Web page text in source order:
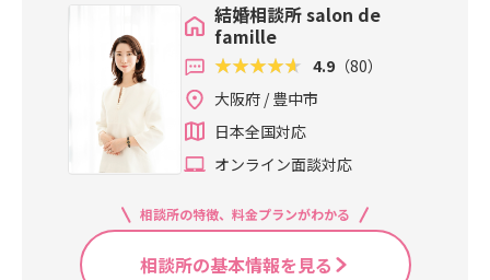
結婚相談所 salon de
famille
4.9 （80）
大阪府 / 豊中市
日本全国対応
オンライン面談対応
相談所の特徴、料金プランがわかる
相談所の基本情報を見る